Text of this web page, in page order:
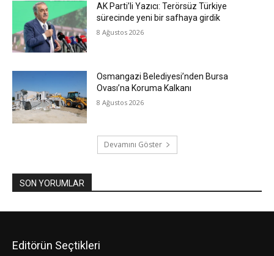
AK Parti’li Yazıcı: Terörsüz Türkiye
sürecinde yeni bir safhaya girdik
8 Ağustos 2026
Osmangazi Belediyesi’nden Bursa
Ovası’na Koruma Kalkanı
8 Ağustos 2026
Devamını Göster
SON YORUMLAR
Editörün Seçtikleri